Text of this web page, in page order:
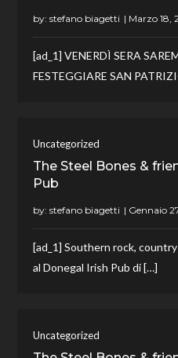
by:stefano biagetti
[ad_1] VENERDÌ SERA
FESTEGGIARE SAN
Uncategorized
The Steel Bones &
Pub
by:stefano biagetti
[ad_1] Southern rock,
al Donegal Irish Pub di […]
Uncategorized